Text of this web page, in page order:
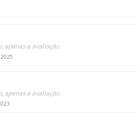
apenas a avaliação
apenas a avaliação